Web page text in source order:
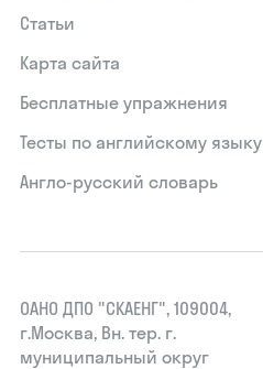
Статьи
Карта сайта
Бесплатные упражнения
Тесты по английскому языку
Англо-русский словарь
ОАНО ДПО "СКАЕНГ", 109004,
г.Москва, Вн. тер. г.
муниципальный округ